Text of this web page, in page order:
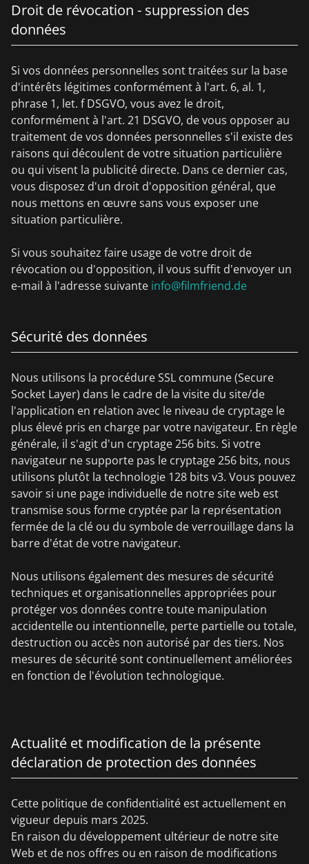
Droit de révocation - suppression des
données
Si vos données personnelles sont traitées sur la base
d'intérêts légitimes conformément à l'art. 6, al. 1,
phrase 1, let. f DSGVO, vous avez le droit,
conformément à l'art. 21 DSGVO, de vous opposer au
traitement de vos données personnelles s'il existe des
raisons qui découlent de votre situation particulière
ou qui visent la publicité directe. Dans ce dernier cas,
vous disposez d'un droit d'opposition général, que
nous mettons en œuvre sans vous exposer une
situation particulière.
Si vous souhaitez faire usage de votre droit de
révocation ou d'opposition, il vous suffit d'envoyer un
e-mail à l'adresse suivante info@filmfriend.de
Sécurité des données
Nous utilisons la procédure SSL commune (Secure
Socket Layer) dans le cadre de la visite du site/de
l'application en relation avec le niveau de cryptage le
plus élevé pris en charge par votre navigateur. En règle
générale, il s'agit d'un cryptage 256 bits. Si votre
navigateur ne supporte pas le cryptage 256 bits, nous
utilisons plutôt la technologie 128 bits v3. Vous pouvez
savoir si une page individuelle de notre site web est
transmise sous forme cryptée par la représentation
fermée de la clé ou du symbole de verrouillage dans la
barre d'état de votre navigateur.
Nous utilisons également des mesures de sécurité
techniques et organisationnelles appropriées pour
protéger vos données contre toute manipulation
accidentelle ou intentionnelle, perte partielle ou totale,
destruction ou accès non autorisé par des tiers. Nos
mesures de sécurité sont continuellement améliorées
en fonction de l'évolution technologique.
Actualité et modification de la présente
déclaration de protection des données
Cette politique de confidentialité est actuellement en
vigueur depuis mars 2025.
En raison du développement ultérieur de notre site
Web et de nos offres ou en raison de modifications